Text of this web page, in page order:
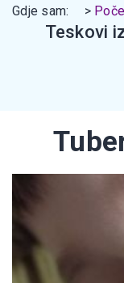
Gdje sam:
Teskovi